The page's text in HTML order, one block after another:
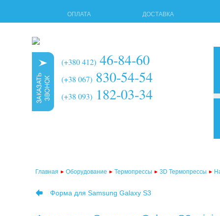
ОПЛАТА ДОСТАВКА
(+380 412) 46-84-60
(+38 067) 830-54-54
(+38 093) 182-03-34
Главная Оборудование Термопрессы 3D Термопрессы
Форма для Samsung Galaxy S3